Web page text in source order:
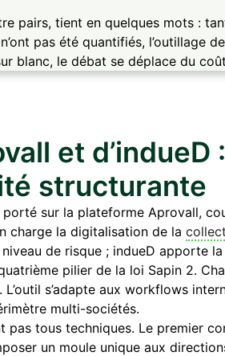
pairs, tient en quelques mots :
pas été quantifiés, l’outillage
blanc, le débat se déplace du
et d’indueD
structurante
porté sur la plateforme Aprovall,
charge la digitalisation de la
de risque ; indueD apporte
pilier de la loi Sapin 2.
s’adapte aux workflows
multi-sociétés.
pas tous techniques. Le premier
un moule unique aux